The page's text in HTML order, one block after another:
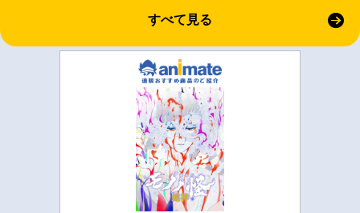
すべて見る